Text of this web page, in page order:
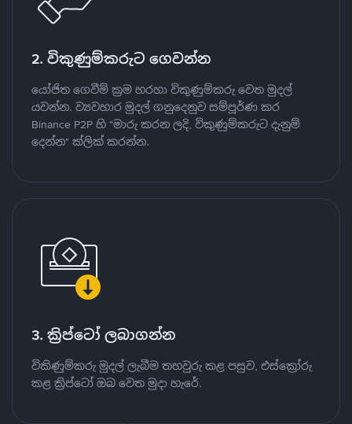
2. විකුණුම්කරුට ගෙවන්න
යෝජිත ගෙවීම් ක්‍රම හරහා විකුණුම්කරු වෙත මුදල්
යවන්න. ව්‍යවහාර මුදල් ගනුදෙනුව සම්පූර්ණ කර
Binance P2P හි "මාරු කරන ලදි, විකුණුම්කරුට දැනුම්
දෙන්න" ක්ලික් කරන්න.
3. ක්‍රිප්ටෝ ලබාගන්න
විකිණුම්කරු මුදල් ලැබීම තහවුරු කළ පසුව, එස්ක්‍රෝරු
කළ ක්‍රිප්ටෝ ඔබ වෙත මුදා හැරේ.